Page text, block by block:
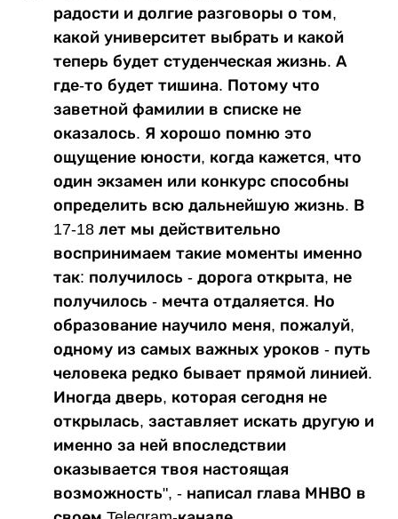
радости и долгие разговоры о том,
какой университет выбрать и какой
теперь будет студенческая жизнь. А
где-то будет тишина. Потому что
заветной фамилии в списке не
оказалось. Я хорошо помню это
ощущение юности, когда кажется, что
один экзамен или конкурс способны
определить всю дальнейшую жизнь. В
17-18 лет мы действительно
воспринимаем такие моменты именно
так: получилось - дорога открыта, не
получилось - мечта отдаляется. Но
образование научило меня, пожалуй,
одному из самых важных уроков - путь
человека редко бывает прямой линией.
Иногда дверь, которая сегодня не
открылась, заставляет искать другую и
именно за ней впоследствии
оказывается твоя настоящая
возможность", - написал глава МНВО в